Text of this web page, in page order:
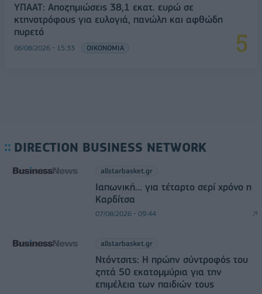
ΥΠΑΑΤ: Αποζημιώσεις 38,1 εκατ. ευρώ σε
κτηνοτρόφους για ευλογιά, πανώλη και αφθώδη
πυρετό
06/08/2026 - 15:33 ΟΙΚΟΝΟΜΙΑ
DIRECTION BUSINESS NETWORK
allstarbasket.gr
Ιαπωνική... για τέταρτο σερί χρόνο η
Καρδίτσα
07/08/2026 - 09:44
allstarbasket.gr
Ντόντσιτς: Η πρώην σύντροφός του
ζητά 50 εκατομμύρια για την
επιμέλεια των παιδιών τους